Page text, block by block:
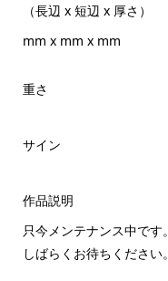
（長辺 x 短辺 x 厚さ）
mm x mm x mm
重さ
サイン
作品説明
只今メンテナンス中です。
しばらくお待ちください。